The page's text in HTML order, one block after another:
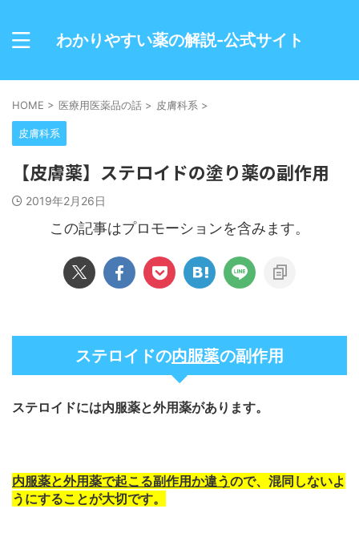
わかりやすい薬の解説-公式サイト
HOME > 医療用医薬品の話 > 皮膚科系 >
皮膚科系
【皮膚薬】ステロイドの塗り薬の副作用
2019年2月26日
この記事はプロモーションを含みます。
ステロイドの内服薬の副作用
ステロイドには内服薬と外用薬があります。
内服薬と外用薬で起こる副作用か違うので、混同しないよ
うにすることが大切です。